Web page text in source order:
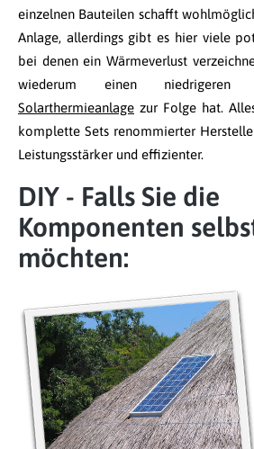
einzelnen Bauteilen schafft
Anlage, allerdings gibt es hier viele
bei denen ein Wärmeverlust
wiederum einen niedrigeren
Solarthermieanlage zur Folge hat.
komplette Sets renommierter
Leistungsstärker und effizienter.
DIY - Falls Sie die
Komponenten
möchten: